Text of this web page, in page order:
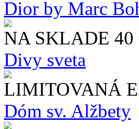
Dior by Marc
NA SKLADE 40
Divy sveta
LIMITOVANÁ
Dóm sv. Alžbety